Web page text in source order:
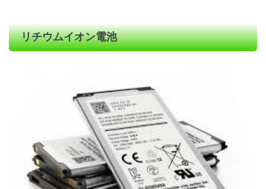
リチウムイオン電池